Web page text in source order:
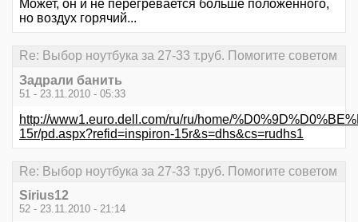
Может, он и не перегревается больше положенного,
но воздух горячий...
Re: Выбор ноутбука за 27-33 т.руб. Помогите советом
Задрали банить
51 - 23.11.2010 - 05:33
http://www1.euro.dell.com/ru/ru/home/
15r/pd.aspx?refid=inspiron-15r&s=dhs&cs=rudhs1
Re: Выбор ноутбука за 27-33 т.руб. Помогите советом
Sirius12
52 - 23.11.2010 - 21:14